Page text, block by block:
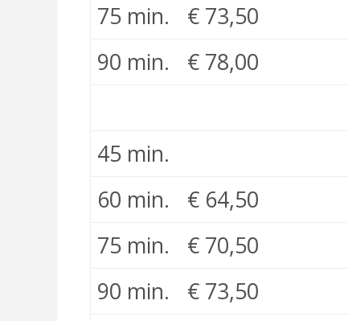
75 min.
€ 73,50
90 min.
€ 78,00
45 min.
60 min.
€ 64,50
75 min.
€ 70,50
90 min.
€ 73,50